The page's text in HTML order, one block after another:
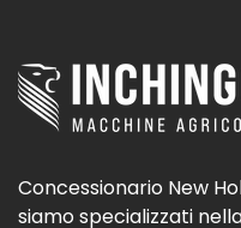
Concessionario New
siamo specializzati